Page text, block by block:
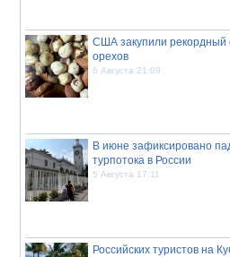
США закупили рекордный
орехов
6 Августа 21:09
В июне зафиксировано
турпотока в России
5 Августа 17:11
Российских туристов на